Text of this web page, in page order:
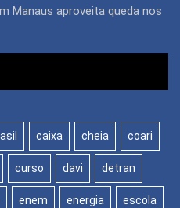
Manaus aproveita queda nos
caixa cheia coari
curso davi detran
enem energia escola